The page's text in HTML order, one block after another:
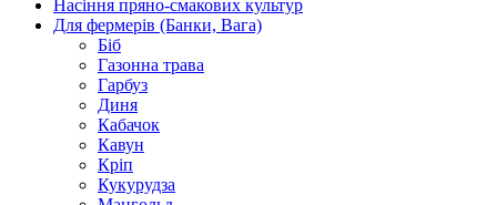
Насіння пряно-смакових культур
Для фермерів (Банки, Вага)
Біб
Газонна трава
Гарбуз
Диня
Кабачок
Кавун
Кріп
Кукурудза